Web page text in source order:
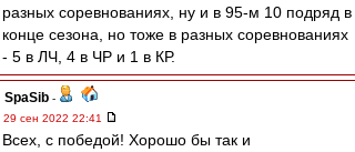
разных соревнованиях, ну и в 95-м 10 подряд в
конце сезона, но тоже в разных соревнованиях
- 5 в ЛЧ, 4 в ЧР и 1 в КР.
SpaSib -
29 сен 2022 22:41
Всех, с победой! Хорошо бы так и